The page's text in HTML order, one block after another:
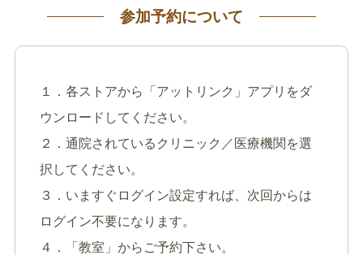
参加予約について
１．各ストアから「アットリンク」アプリをダ
ウンロードしてください。
２．通院されているクリニック／医療機関を選
択してください。
３．いますぐログイン設定すれば、次回からは
ログイン不要になります。
４．「教室」からご予約下さい。